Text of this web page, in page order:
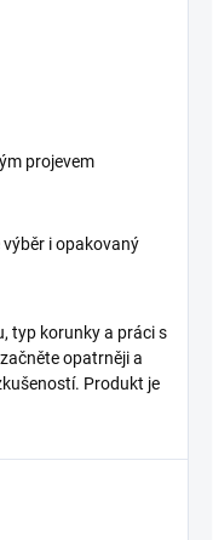
projevem
i opakovaný
typ korunky a práci s
opatrněji a
Produkt je